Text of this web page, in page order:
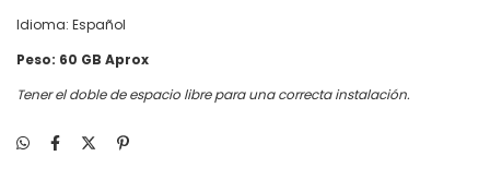
Idioma: Español
Peso: 60 GB Aprox
Tener el doble de espacio libre para una correcta instalación.